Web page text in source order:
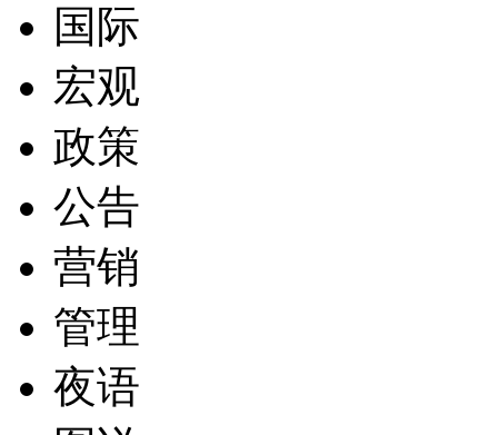
国际
宏观
政策
公告
营销
管理
夜语